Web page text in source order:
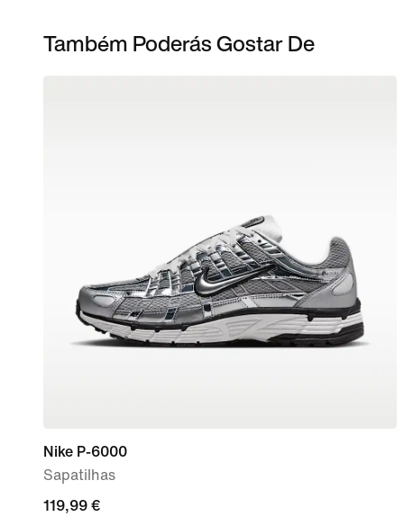
Também Poderás Gostar De
Nike P-6000
Sapatilhas
119,99
119,99 €